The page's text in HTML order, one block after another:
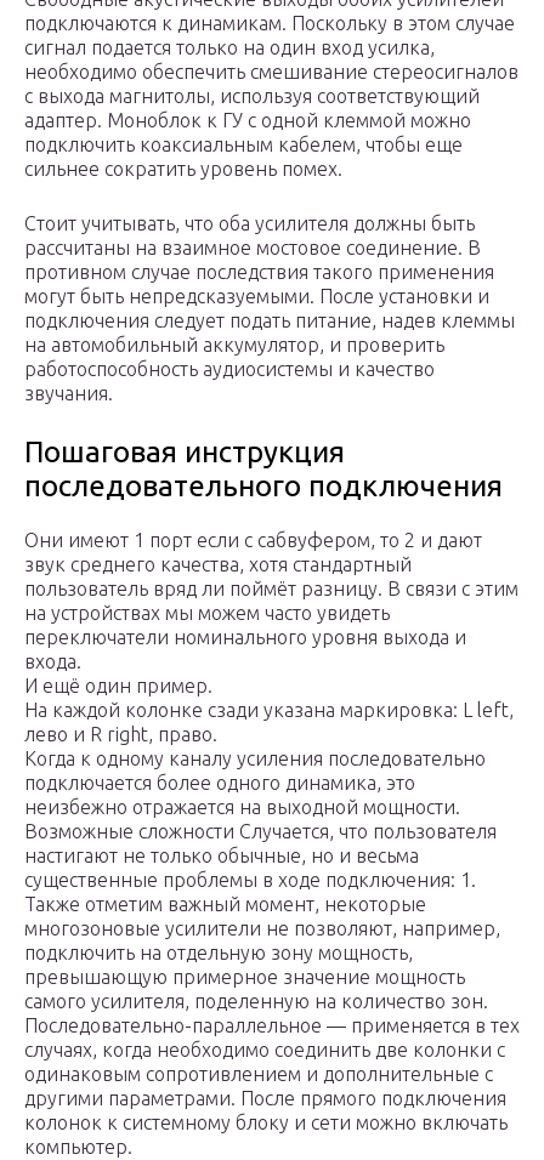
подключаются к динамикам. Поскольку в этом случае
сигнал подается только на один вход усилка,
необходимо обеспечить смешивание стереосигналов
с выхода магнитолы, используя соответствующий
адаптер. Моноблок к ГУ с одной клеммой можно
подключить коаксиальным кабелем, чтобы еще
сильнее сократить уровень помех.
Стоит учитывать, что оба усилителя должны быть
рассчитаны на взаимное мостовое соединение. В
противном случае последствия такого применения
могут быть непредсказуемыми. После установки и
подключения следует подать питание, надев клеммы
на автомобильный аккумулятор, и проверить
работоспособность аудиосистемы и качество
звучания.
Пошаговая инструкция
последовательного подключения
Они имеют 1 порт если с сабвуфером, то 2 и дают
звук среднего качества, хотя стандартный
пользователь вряд ли поймёт разницу. В связи с этим
на устройствах мы можем часто увидеть
переключатели номинального уровня выхода и
входа.
И ещё один пример.
На каждой колонке сзади указана маркировка: L left,
лево и R right, право.
Когда к одному каналу усиления последовательно
подключается более одного динамика, это
неизбежно отражается на выходной мощности.
Возможные сложности Случается, что пользователя
настигают не только обычные, но и весьма
существенные проблемы в ходе подключения: 1.
Также отметим важный момент, некоторые
многозоновые усилители не позволяют, например,
подключить на отдельную зону мощность,
превышающую примерное значение мощность
самого усилителя, поделенную на количество зон.
Последовательно-параллельное — применяется в тех
случаях, когда необходимо соединить две колонки с
одинаковым сопротивлением и дополнительные с
другими параметрами. После прямого подключения
колонок к системному блоку и сети можно включать
компьютер.